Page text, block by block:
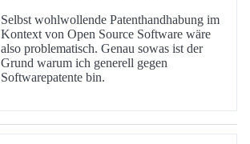
Selbst wohlwollende Patenthandhabung im
Kontext von Open Source Software wäre
also problematisch. Genau sowas ist der
Grund warum ich generell gegen
Softwarepatente bin.